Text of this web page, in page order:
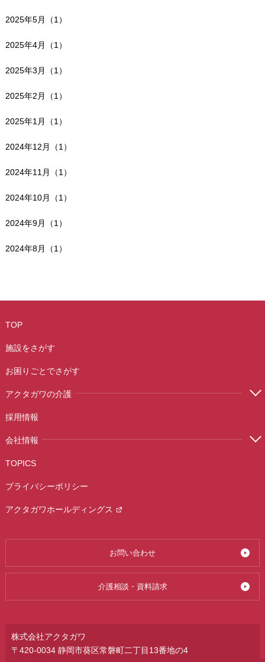
2025年5月（1）
2025年4月（1）
2025年3月（1）
2025年2月（1）
2025年1月（1）
2024年12月（1）
2024年11月（1）
2024年10月（1）
2024年9月（1）
2024年8月（1）
TOP
施設をさがす
お困りごとでさがす
アクタガワの介護
採用情報
会社情報
お問い合わせ
TOPICS
介護相談・資料請求
プライバシーポリシー
アクタガワホールディングス
株式会社アクタガワ
〒420-0034 静岡市葵区常磐町二丁目13番地の4